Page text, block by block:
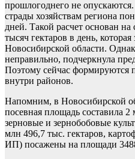
прошлогоднего не
страды хозяйствам региона
дней. Такой расчет основан
тысяч гектаров в день,
Новосибирской области.
неправильно, подчеркнула
Поэтому сейчас формируются
внутри районов.
Напомним, в Новосибирской
посевная площадь составила 2
зерновые и зернобобовые
млн 496,7 тыс. гектаров,
ИП) посажены на площади